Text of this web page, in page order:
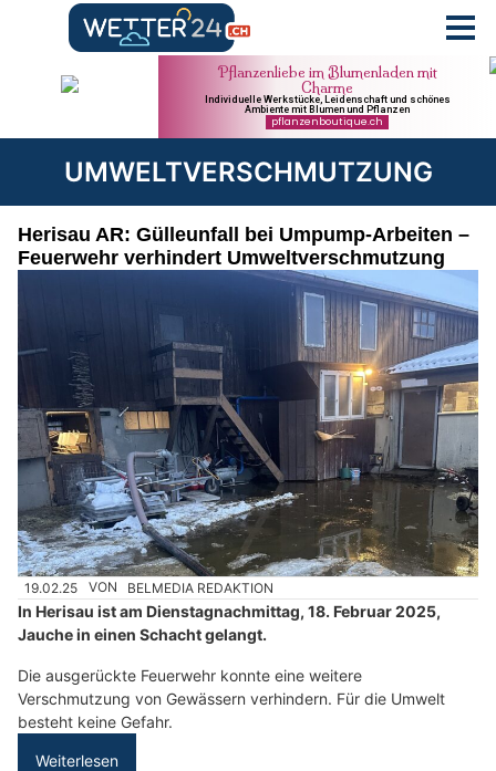
UMWELTVERSCHMUTZUNG
Herisau AR: Gülleunfall bei Umpump-Arbeiten –
Feuerwehr verhindert Umweltverschmutzung
19.02.25 VON BELMEDIA REDAKTION
In Herisau ist am Dienstagnachmittag, 18. Februar 2025,
Jauche in einen Schacht gelangt.
Die ausgerückte Feuerwehr konnte eine weitere
Verschmutzung von Gewässern verhindern. Für die Umwelt
besteht keine Gefahr.
Weiterlesen